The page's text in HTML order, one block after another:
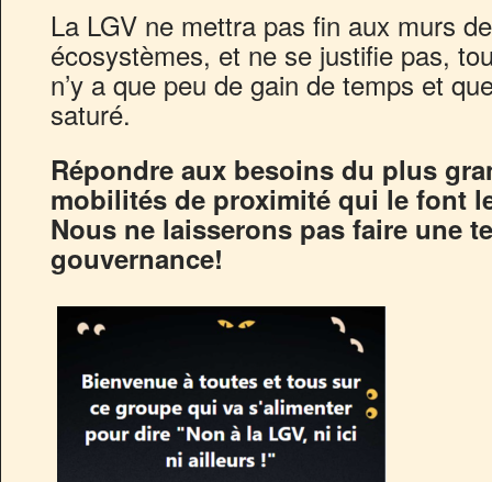
La LGV ne mettra pas fin aux murs
écosystèmes, et ne se justifie pas,
n’y a que peu de gain de temps et
saturé.
Répondre aux besoins du plus
mobilités de proximité qui le font
Nous ne laisserons pas faire une
gouvernance!